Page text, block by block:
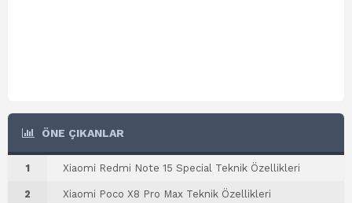
ÖNE ÇIKANLAR
1 Xiaomi Redmi Note 15 Special Teknik Özellikleri
2 Xiaomi Poco X8 Pro Max Teknik Özellikleri